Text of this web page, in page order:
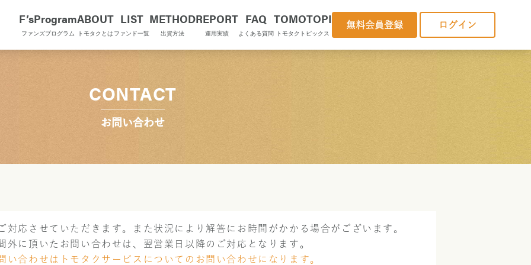
F’sProgram
ファンズプログラム
ABOUT
トモタクとは
LIST
ファンド一覧
METHOD
出資方法
REPORT
運用実績
FAQ
よくある質問
TOMOTOPI
トモタクトピックス
無料会員登録 ログイン
CONTACT
お問い合わせ
対応させていただきます。また状況により解答にお時間がかかる場合がございます。
外に頂いたお問い合わせは、翌営業日以降のご対応となります。
い合わせはトモタクサービスについてのお問い合わせになります。